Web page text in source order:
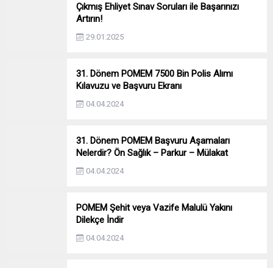
Çıkmış Ehliyet Sınav Soruları ile Başarınızı
Artırın!
29.01.2025
31. Dönem POMEM 7500 Bin Polis Alımı
Kılavuzu ve Başvuru Ekranı
04.04.2024
31. Dönem POMEM Başvuru Aşamaları
Nelerdir? Ön Sağlık – Parkur – Mülakat
04.04.2024
POMEM Şehit veya Vazife Malulü Yakını
Dilekçe İndir
04.04.2024